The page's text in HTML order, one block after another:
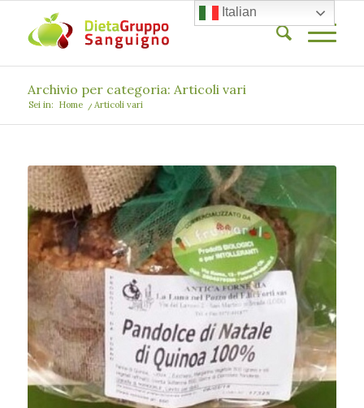
Archivio per categoria: Articoli vari
Sei in: Home / Articoli vari
Italian